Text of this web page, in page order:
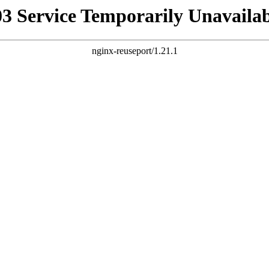
Service Temporarily
nginx-reuseport/1.21.1